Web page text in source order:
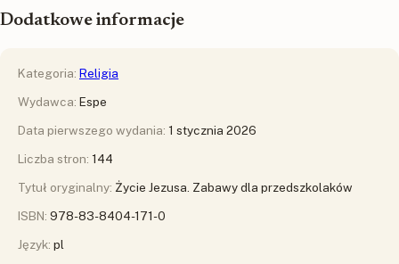
Dodatkowe informacje
Kategoria: Religia
Wydawca: Espe
Data pierwszego wydania: 1 stycznia 2026
Liczba stron: 144
Tytuł oryginalny: Życie Jezusa. Zabawy dla przedszkolaków
ISBN: 978-83-8404-171-0
Język: pl